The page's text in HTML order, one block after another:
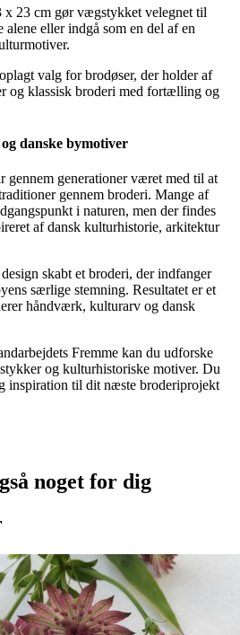
x 23 cm gør vægstykket velegnet til
eller indgå som en del af en
valg for brodøser, der holder af
og klassisk broderi med fortælling og
danske bymotiver
gennem generationer været med til at
gennem broderi. Mange af
i naturen, men der findes
af dansk kulturhistorie, arkitektur
skabt et broderi, der indfanger
særlige stemning. Resultatet er et
håndværk, kulturarv og dansk
Fremme kan du udforske
og kulturhistoriske motiver. Du
inspiration til dit næste broderiprojekt
noget for dig